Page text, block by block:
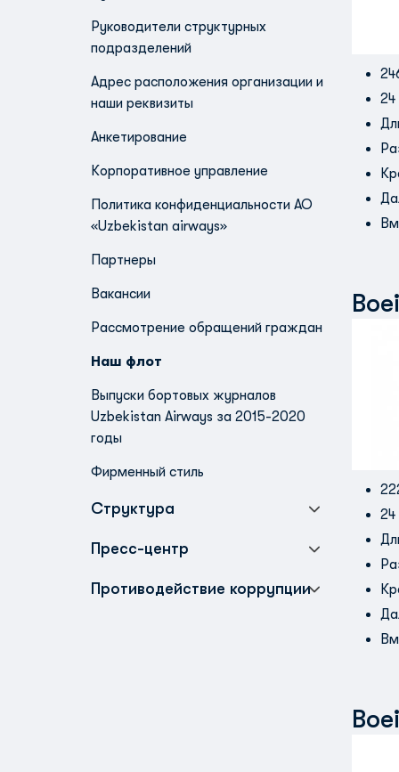
Руководители структурных
подразделений
Адрес расположения организации и
наши реквизиты
Анкетирование
Корпоративное управление
Политика конфиденциальности АО
«Uzbekistan airways»
Партнеры
Вакансии
Рассмотрение обращений граждан
Наш флот
Выпуски бортовых журналов
Uzbekistan Airways за 2015-2020
годы
Фирменный стиль
Структура
Пресс-центр
Противодействие коррупции
24
24